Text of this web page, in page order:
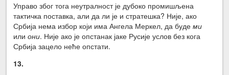
Управо због тога неутралност је дубоко промишљена
тактичка поставка, али да ли је и стратешка? Није, ако
Србија нема избор који има Ангела Меркел, да будеми
илиони. Није ако је опстанак јаке Русије услов без кога
Србија зацело неће опстати.
13.